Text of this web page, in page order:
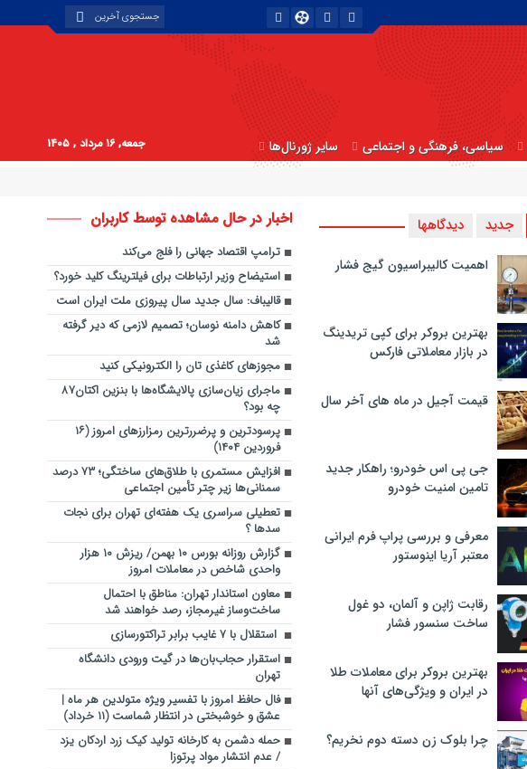
سیاسی، فرهنگی و اجتماعی سایر ژورنال‌ها جمعه, ۱۶ مرداد , ۱۴۰۵
جدید دیدگاهها
اهمیت کالیبراسیون گیج فشار
بهترین بروکر برای کپی‌ تریدینگ
در بازار معاملاتی فارکس
قیمت آجیل در ماه های آخر سال
جی پی اس خودرو؛ راهکار جدید
تامین امنیت خودرو
معرفی و بررسی پراپ فرم ایرانی
معتبر آریا اینوستور
رقابت ژاپن و آلمان، دو غول
ساخت سنسور فشار
بهترین بروکر برای معاملات طلا
در ایران و ویژگی‌های آنها
چرا بلوک زن دسته دوم نخریم؟
اخبار در حال مشاهده توسط کاربران
ترامپ اقتصاد جهانی را فلج می‌کند
استیضاح وزیر ارتباطات برای فیلترینگ کلید خورد؟
قالیباف: سال جدید سال پیروزی ملت ایران است
کاهش دامنه نوسان؛ تصمیم لازمی که دیر گرفته
شد
مجوزهای کاغذی تان را الکترونیکی کنید
ماجرای زیان‌سازی پالایشگاه‌ها با بنزین اکتان۸۷
چه بود؟
پرسودترین و پرضررترین رمزارزهای امروز (۱۶
فروردین ۱۴۰۴)
افزایش مستمری با طلاق‌های ساختگی؛ ۷۳ درصد
سمنانی‌ها زیر چتر تأمین اجتماعی
تعطیلی سراسری یک هفته‌ای تهران برای نجات
سدها ؟
گزارش روزانه بورس ۱۰ بهمن/ ریزش ۱۰ هزار
واحدی شاخص در معاملات امروز
معاون استاندار تهران: مناطق با احتمال
ساخت‌وساز غیرمجاز، رصد خواهند شد
استقلال با ۷ غایب برابر تراکتورسازی
استقرار حجاب‌بان‌ها در گیت ورودی دانشگاه
تهران
فال حافظ امروز با تفسیر ویژه متولدین هر ماه |
عشق و خوشبختی در انتظار شماست (۱۱ خرداد)
حمله دشمن به کارخانه تولید کیک زرد اردکان یزد
/ عدم انتشار مواد پرتوزا